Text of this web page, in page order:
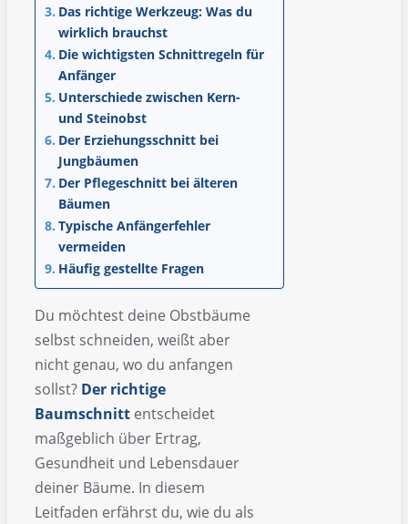
Das richtige Werkzeug: Was du
wirklich brauchst
Die wichtigsten Schnittregeln für
Anfänger
Unterschiede zwischen Kern-
und Steinobst
Der Erziehungsschnitt bei
Jungbäumen
Der Pflegeschnitt bei älteren
Bäumen
Typische Anfängerfehler
vermeiden
Häufig gestellte Fragen
Du möchtest deine Obstbäume
selbst schneiden, weißt aber
nicht genau, wo du anfangen
sollst? Der richtige
Baumschnitt entscheidet
maßgeblich über Ertrag,
Gesundheit und Lebensdauer
deiner Bäume. In diesem
Leitfaden erfährst du, wie du als